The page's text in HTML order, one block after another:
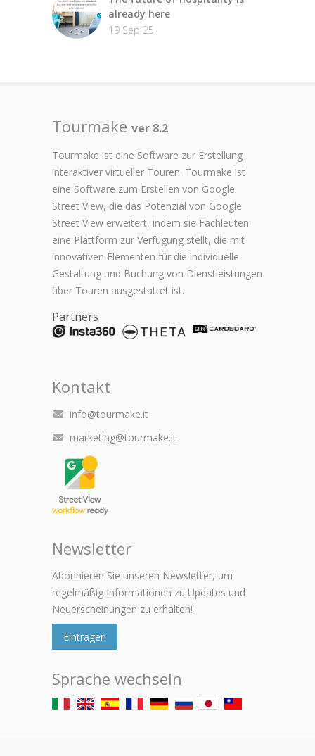
already here
19 Sep 25
Tourmake ver 8.2
Tourmake ist eine Software zur Erstellung
interaktiver virtueller Touren. Tourmake ist
eine Software zum Erstellen von Google
Street View, die das Potenzial von Google
Street View erweitert, indem sie Fachleuten
eine Plattform zur Verfügung stellt, die mit
innovativen Elementen für die individuelle
Gestaltung und Buchung von Dienstleistungen
über Touren ausgestattet ist.
Partners
Kontakt
info@tourmake.it
marketing@tourmake.it
Newsletter
Abonnieren Sie unseren Newsletter, um
regelmäßig Informationen zu Updates und
Neuerscheinungen zu erhalten!
Eintragen
Sprache wechseln